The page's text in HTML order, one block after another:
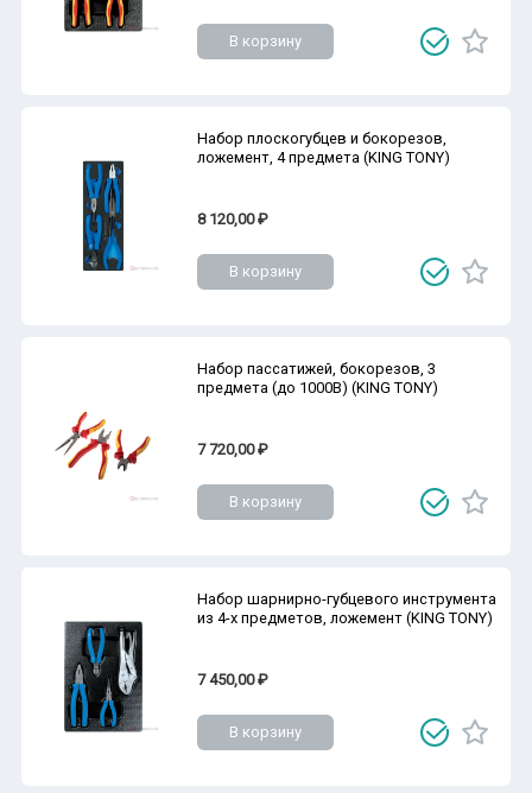
В корзину
Набор плоскогубцев и бокорезов,
ложемент, 4 предмета (KING TONY)
8 120,00 ₽
В корзину
Набор пассатижей, бокорезов, 3
предмета (до 1000В) (KING TONY)
7 720,00 ₽
В корзину
Набор шарнирно-губцевого инструмента
из 4-х предметов, ложемент (KING TONY)
7 450,00 ₽
В корзину